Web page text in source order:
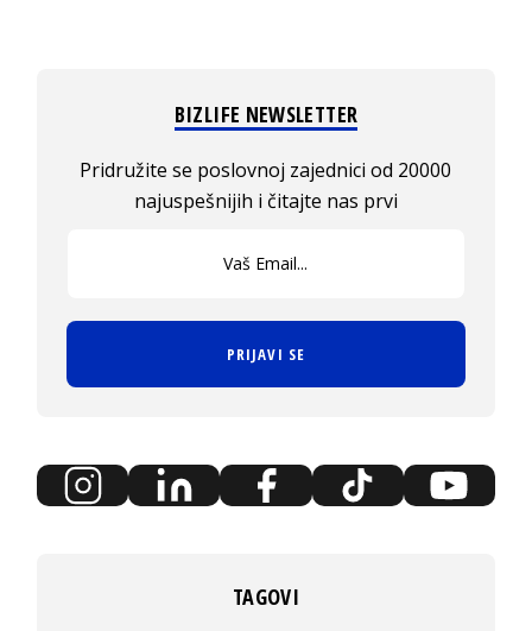
BIZLIFE NEWSLETTER
Pridružite se poslovnoj zajednici od 20000
najuspešnijih i čitajte nas prvi
PRIJAVI SE
TAGOVI